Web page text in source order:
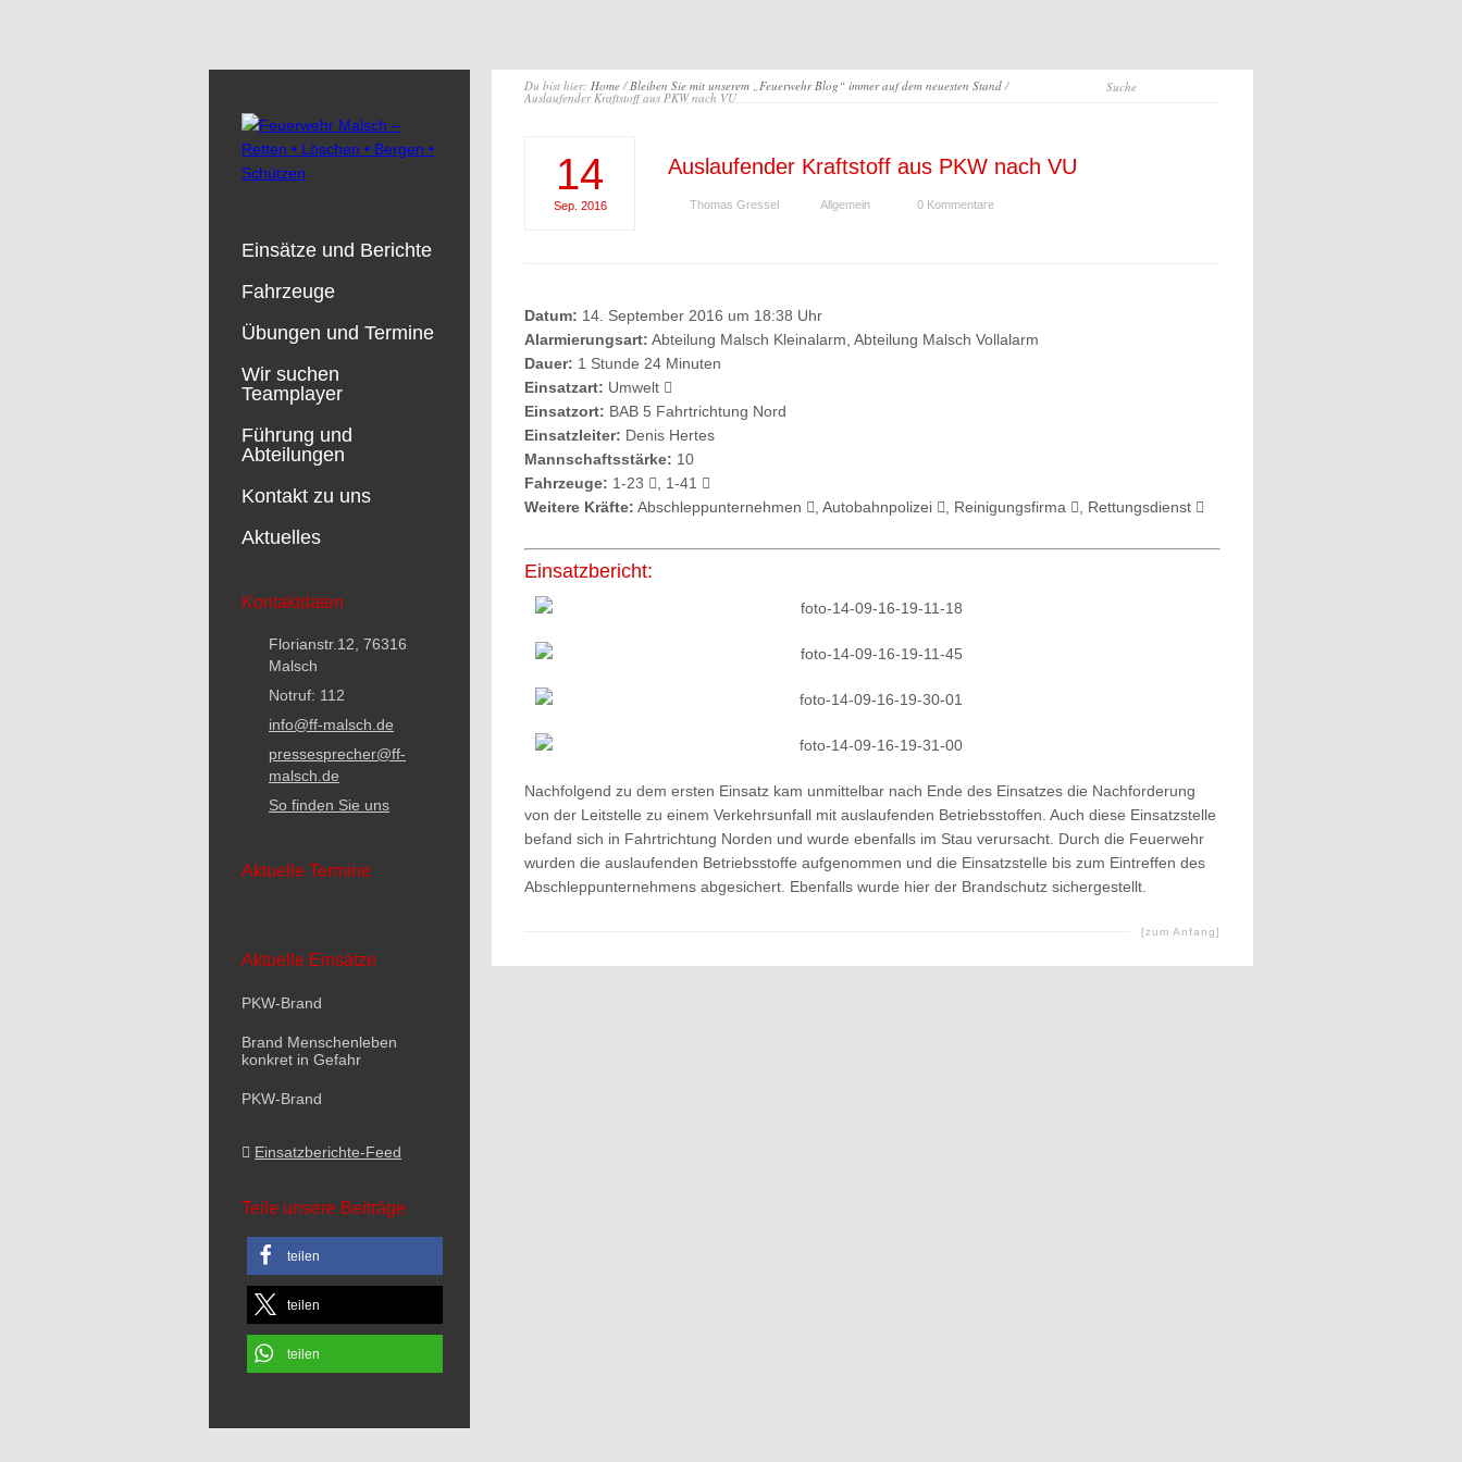
Du bist hier: Home/Bleiben Sie mit unserem „Feuerwehr Blog“ immer auf dem neuesten Stand/
Auslaufender Kraftstoff aus PKW nach VU
14
Sep. 2016
Auslaufender Kraftstoff aus PKW nach VU
Thomas Gressel Allgemein 0 Kommentare
Datum: 14. September 2016 um 18:38 Uhr
Alarmierungsart: Abteilung Malsch Kleinalarm, Abteilung Malsch Vollalarm
Dauer: 1 Stunde 24 Minuten
Einsatzart: Umwelt
Einsatzort: BAB 5 Fahrtrichtung Nord
Einsatzleiter: Denis Hertes
Mannschaftsstärke: 10
Fahrzeuge: 1-23
, 1-41
Weitere Kräfte: Abschleppunternehmen , Autobahnpolizei , Reinigungsfirma , Rettungsdienst
Einsatzbericht:
Nachfolgend zu dem ersten Einsatz kam unmittelbar nach Ende des Einsatzes die Nachforderung
von der Leitstelle zu einem Verkehrsunfall mit auslaufenden Betriebsstoffen. Auch diese Einsatzstelle
befand sich in Fahrtrichtung Norden und wurde ebenfalls im Stau verursacht. Durch die Feuerwehr
wurden die auslaufenden Betriebsstoffe aufgenommen und die Einsatzstelle bis zum Eintreffen des
Abschleppunternehmens abgesichert. Ebenfalls wurde hier der Brandschutz sichergestellt.
[zum Anfang]
Einsätze und Berichte
Fahrzeuge
Übungen und Termine
Wir suchen
Teamplayer
Führung und
Abteilungen
Kontakt zu uns
Aktuelles
Kontaktdaten
Florianstr.12, 76316
Malsch
Notruf: 112
info@ff-malsch.de
pressesprecher@ff-
malsch.de
So finden Sie uns
Aktuelle Termine
Aktuelle Einsätze
PKW-Brand
Brand Menschenleben
konkret in Gefahr
PKW-Brand
Einsatzberichte-Feed
Teile unsere Beiträge
teilen
teilen
teilen